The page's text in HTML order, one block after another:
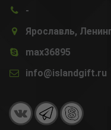
-
Ярославль,
max36895
info@islandgift.ru